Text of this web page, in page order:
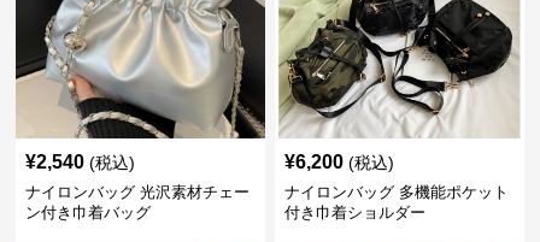
¥2,540 (税込)
ナイロンバッグ 光沢素材チェー
ン付き巾着バッグ
¥6,200 (税込)
ナイロンバッグ 多機能ポケット
付き巾着ショルダー